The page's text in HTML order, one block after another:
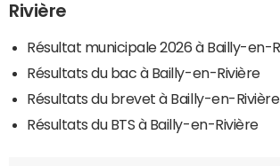
Rivière
Résultat municipale 2026 à Bailly-en-
Résultats du bac à Bailly-en-Rivière
Résultats du brevet à Bailly-en-Rivière
Résultats du BTS à Bailly-en-Rivière